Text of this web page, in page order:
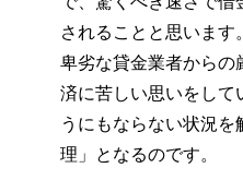
されることと思います。
卑劣な貸金業者からの
済に苦しい思いをして
うにもならない状況
理」となるのです。